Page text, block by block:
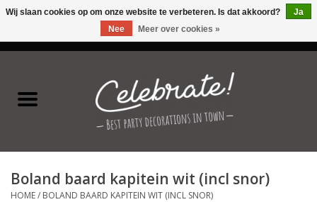
Latex ballonnen
Folie ballonnen
Verjaardag thema's
Boland baard kapitein wit (incl snor)
HOME/ BOLAND BAARD KAPITEIN WIT (INCL SNOR)
Wij slaan cookies op om onze website te verbeteren. Is dat akkoord?
Ja
Nee
Meer over cookies »